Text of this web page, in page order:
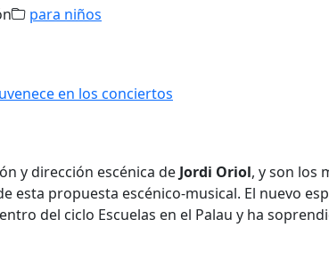
para niños
y dirección escénica de Jordi Oriol, y son los
esta propuesta escénico-musical. El nuevo
del ciclo Escuelas en el Palau y ha